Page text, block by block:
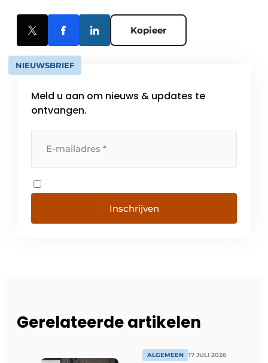
Kopieer
NIEUWSBRIEF
Meld u aan om nieuws & updates te
ontvangen.
Inschrijven
Gerelateerde artikelen
ALGEMEEN 17 JULI 2026